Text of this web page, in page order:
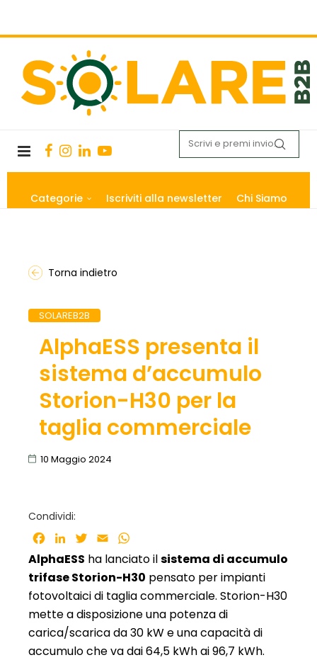
Categorie Iscriviti alla newsletter Chi Siamo
Torna indietro
SOLAREB2B
AlphaESS presenta il
sistema d’accumulo
Storion-H30 per la
taglia commerciale
10 Maggio 2024
Condividi:
Facebook
LinkedInTwitter
Email
AlphaESS ha lanciato ilsistema di accumulo
trifase Storion-H30 pensato per impianti
fotovoltaici di taglia commerciale. Storion-H30
mette a disposizione una potenza di
carica/scarica da 30 kW e una capacità di
accumulo che va dai 64,5 kWh ai 96,7 kWh.